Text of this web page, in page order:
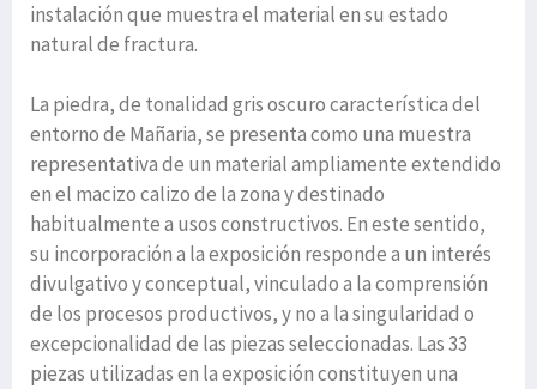
instalación que muestra el material en su estado
natural de fractura.
La piedra, de tonalidad gris oscuro característica del
entorno de Mañaria, se presenta como una muestra
representativa de un material ampliamente extendido
en el macizo calizo de la zona y destinado
habitualmente a usos constructivos. En este sentido,
su incorporación a la exposición responde a un interés
divulgativo y conceptual, vinculado a la comprensión
de los procesos productivos, y no a la singularidad o
excepcionalidad de las piezas seleccionadas. Las 33
piezas utilizadas en la exposición constituyen una